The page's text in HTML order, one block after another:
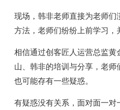
现场，韩非老师直接为老师
方法，老师们纷纷上前学习，
相信通过创客匠人运营总监
山、韩非的培训与分享，老
也可能存有一些疑惑。
有疑惑没有关系，面对面一